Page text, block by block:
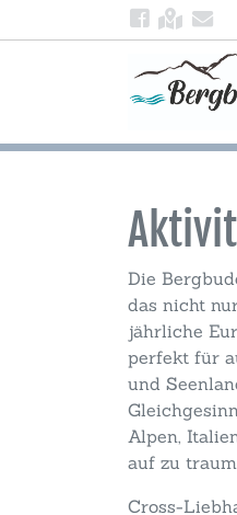
Die
das nicht
jährliche
perfekt für
und
Alpen,
auf zu
Cross-